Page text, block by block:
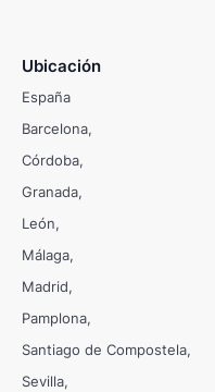
Ubicación
España
Barcelona
Córdoba
Granada
León
Málaga
Madrid
Pamplona
Santiago de Compostela
Sevilla